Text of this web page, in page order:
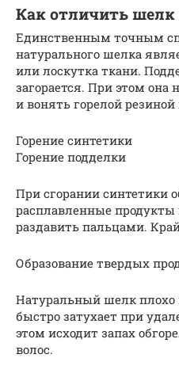
Как отличить шелк
Единственным точным
натурального шелка
или лоскутка ткани.
загорается. При этом она
и вонять горелой
Горение синтетики
Горение подделки
При сгорании синтетики
расплавленные продукты
раздавить пальцами.
Образование твердых
Натуральный шелк плохо
быстро затухает при
этом исходит запах
волос.